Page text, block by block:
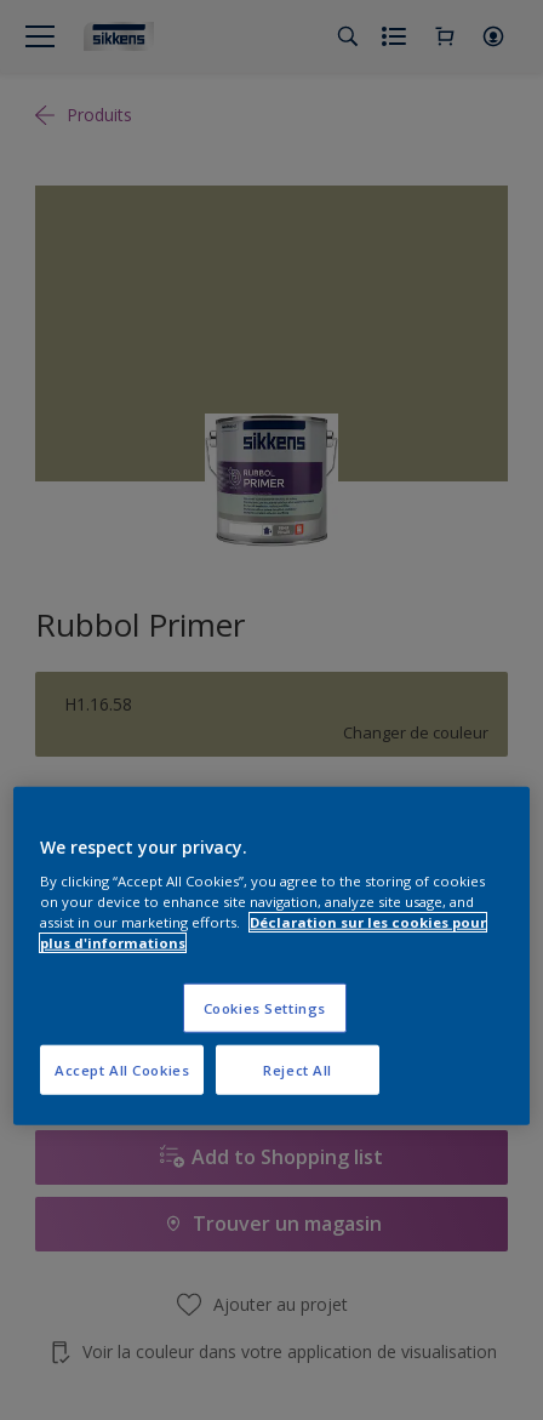
Produits
Rubbol Primer
H1.16.58
Changer de couleur
1 L
Quantité Calculateur de peinture
Ce produit n'est pas destiné à la vente en ligne et ne
peut être acheté que dans des magasins sélectionnés.
Add to Shopping list
Trouver un magasin
Ajouter au projet
Voir la couleur dans votre application de visualisation
We respect your privacy.
By clicking “Accept All Cookies”, you agree to the storing of cookies
on your device to enhance site navigation, analyze site usage, and
assist in our marketing efforts.
Déclaration sur les cookies pour
plus d'informations
Cookies Settings
Reject All
Accept All Cookies